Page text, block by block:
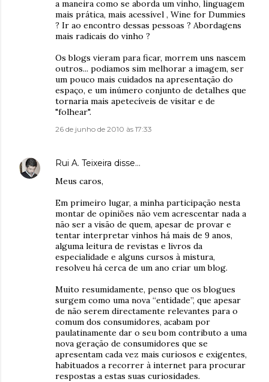
a maneira como se aborda um vinho, linguagem
mais prática, mais acessível , Wine for Dummies
? Ir ao encontro dessas pessoas ? Abordagens
mais radicais do vinho ?
Os blogs vieram para ficar, morrem uns nascem
outros... podiamos sim melhorar a imagem, ser
um pouco mais cuidados na apresentação do
espaço, e um inúmero conjunto de detalhes que
tornaria mais apetecíveis de visitar e de
"folhear".
26 de junho de 2010 às 17:33
Rui A. Teixeira disse…
Meus caros,
Em primeiro lugar, a minha participação nesta
montar de opiniões não vem acrescentar nada a
não ser a visão de quem, apesar de provar e
tentar interpretar vinhos há mais de 9 anos,
alguma leitura de revistas e livros da
especialidade e alguns cursos à mistura,
resolveu há cerca de um ano criar um blog.
Muito resumidamente, penso que os blogues
surgem como uma nova “entidade”, que apesar
de não serem directamente relevantes para o
comum dos consumidores, acabam por
paulatinamente dar o seu bom contributo a uma
nova geração de consumidores que se
apresentam cada vez mais curiosos e exigentes,
habituados a recorrer à internet para procurar
respostas a estas suas curiosidades.